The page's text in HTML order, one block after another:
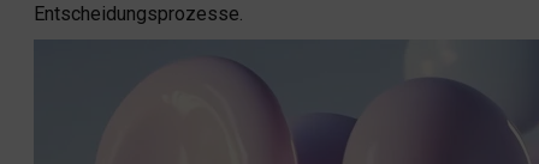
Entscheidungsprozesse.